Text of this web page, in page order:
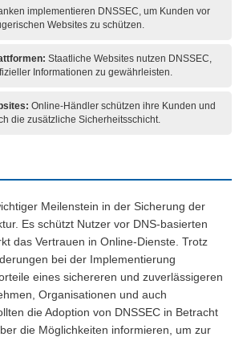
implementieren DNSSEC, um Kunden vor
Websites zu schützen.
Staatliche Websites nutzen DNSSEC,
Informationen zu gewährleisten.
Online-Händler schützen ihre Kunden und
die zusätzliche Sicherheitsschicht.
Meilenstein in der Sicherung der
Es schützt Nutzer vor DNS-basierten
das Vertrauen in Online-Dienste. Trotz
bei der Implementierung
eines sichereren und zuverlässigeren
Organisationen und auch
die Adoption von DNSSEC in Betracht
die Möglichkeiten informieren, um zur